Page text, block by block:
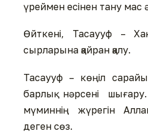
үреймен есінен тану мас
Өйткені, Тасаууф –
сырларына қайран қалу.
Тасаууф – көңіл
барлық нәрсені
мүминнің жүрегін
деген сөз.